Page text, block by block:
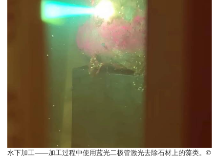
水下加工——加工过程中使用蓝光二极管激光去除石材上的藻类。©